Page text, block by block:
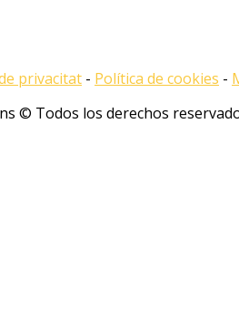
privacitat - Política de cookies -
© Todos los derechos